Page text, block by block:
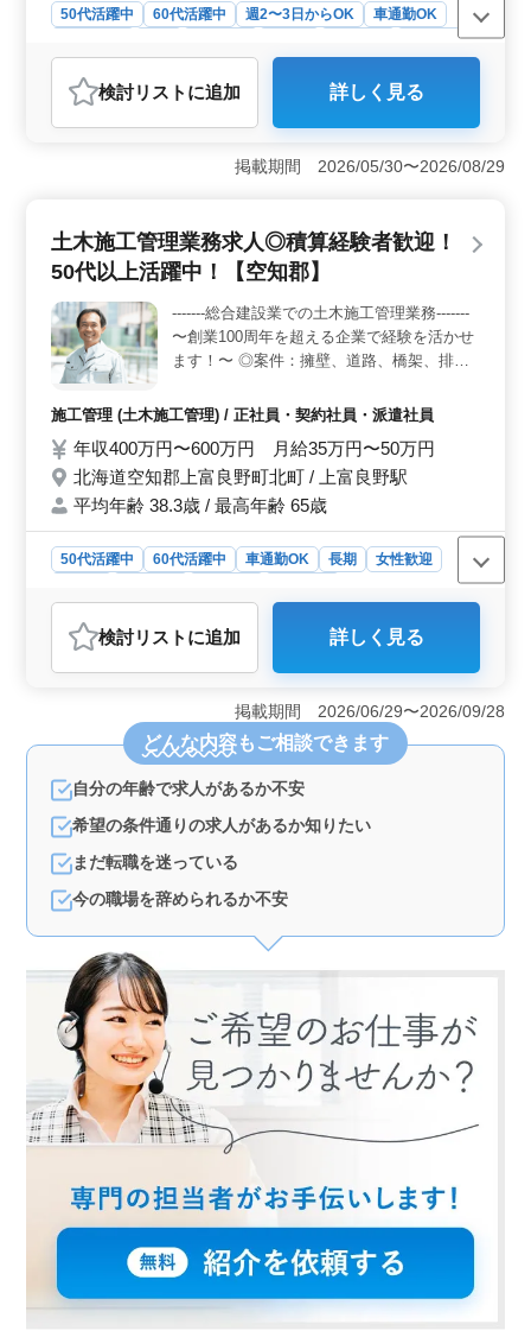
50代活躍中 60代活躍中 週2〜3日からOK
車通勤OK
派遣社員
介護福祉士・介護スタッフ
おすすめポイント
＜勤務条件の良さ＞ この求人は、完全週休2日制を採用
しています。施設は車通勤が可能で無料駐車場も完備。
勤務環境が良く、仕事とプライベートのバランスを取り
さらに、通勤手当は実費支給で、雇用・労災・健康・厚
生の各種社会保険も完備。福利厚生も魅力的です。
上の方が活躍中で、年齢を問わず長期的なキャリア形成
が可能です。 リハビリテーションサポートなど多岐に
わたる業務を通じて、スキルアップもできます。
検討リスト に追加 詳しく見る
掲載期間 2026/05/30〜2026/08/29
土木施工管理業務求人◎積算経験者歓迎！
50代以上活躍中！【空知郡】
-------総合建設業での土木施工管理業務-------
〜創業100周年を超える企業で経験を活かせ
ます！〜 ◎案件：擁壁、道路、橋架、排水
(現場代理人、現場監督) ・請負規模：数百万
作成、施工図修正程度 等 ・発注者との打ち
合わせ、近隣住民対応、社内会議 等 ▶備考
・車通勤可能(無料駐車場完備) ・交通費：全
です！ 土木施工管理業務でお仕事探し中の
方必見！ お気軽にお問い合わせください♪
施工管理 (土木施工管理) / 正社員・契約社員・派遣社員
年収400万円〜600万円 月給35万円〜50万円
北海道空知郡上富良野町北町 / 上富良野駅
平均年齢 38.3歳 / 最高年齢 65歳
50代活躍中 60代活躍中 車通勤OK 長期
女性歓迎
おすすめポイント
＜経験を活かせる案件＞ 創業100周年を誇る企業で、擁
壁や道路などの土木施工管理に携われます。積算経験者
知識を存分に発揮し、安定した環境でスキルアップを図
れます。 ＜やりがいのある業務内容＞ 現場代理人
や監督など、多彩な業務を通じて、施工管理や積算、書
類作成などのスキルを磨くことが可能です。数百万円か
わせや近隣住民対応なども行います。経験を積み重ねな
がら、より高度な業務に挑戦できます。 ＜働きやす
い環境＞ 車通勤OKで無料駐車場も完備の交通費全額支
給、さらに福利厚生も充実しています。週5〜6日の就業
休日や休憩時間も確保されています。また、上富良野駅
からのアクセスも良好です。
検討リスト に追加 詳しく見る
掲載期間 2026/06/29〜2026/09/28
どんな内容もご相談できます
自分の年齢で求人があるか不安
希望の条件通りの求人があるか知りたい
まだ転職を迷っている
今の職場を辞められるか不安